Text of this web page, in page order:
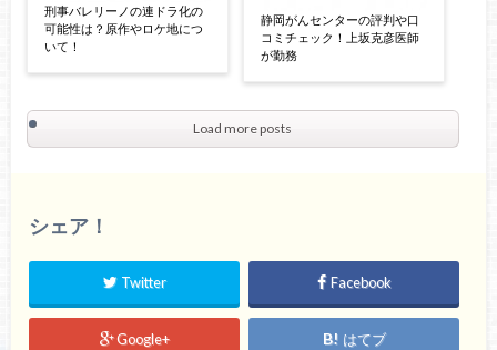
刑事バレリーノの連ドラ化の
可能性は？原作やロケ地につ
いて！
静岡がんセンターの評判や口
コミチェック！上坂克彦医師
が勤務
Load more posts
シェア！
Twitter Facebook
Google+ はてブ